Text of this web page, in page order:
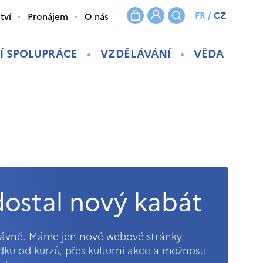
SPOLUPRÁCE VZDĚLÁVÁNÍ VĚDA
Pronájem O nás FR/CZ
nový kabát
Máme jen nové webové stránky.
od kurzů, přes kulturní akce a možnosti